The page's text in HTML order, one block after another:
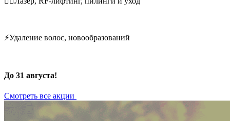
⚡Удаление волос, новообразований
До 31 августа!
Смотреть все акции